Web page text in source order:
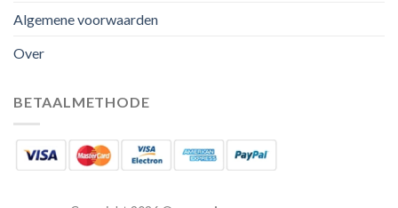
Algemene voorwaarden
Over
BETAALMETHODE